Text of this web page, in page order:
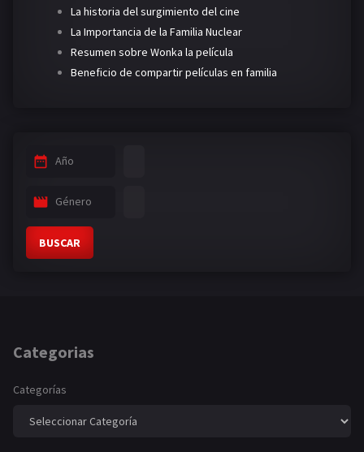
La historia del surgimiento del cine
La Importancia de la Familia Nuclear
Resumen sobre Wonka la película
Beneficio de compartir películas en familia
Año
Género
BUSCAR
Categorias
Categorías